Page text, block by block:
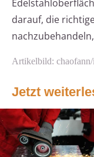
darauf, die
Artikelbild:
Jetzt